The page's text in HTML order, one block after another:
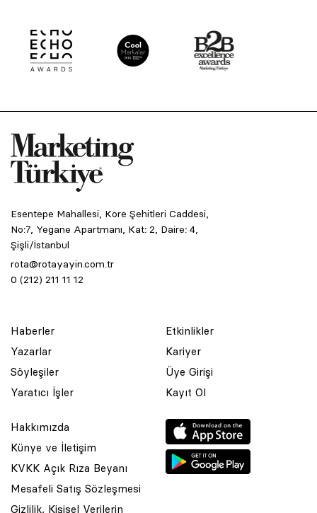
Esentepe Mahallesi, Kore Şehitleri Caddesi,
No:7, Yegane Apartmanı, Kat: 2, Daire: 4,
Şişli/İstanbul
rota@rotayayin.com.tr
0 (212) 211 11 12
Haberler
Yazarlar
Söyleşiler
Yaratıcı İşler
Etkinlikler
Kariyer
Üye Girişi
Kayıt Ol
Hakkımızda
Künye ve İletişim
KVKK Açık Rıza Beyanı
Mesafeli Satış Sözleşmesi
Gizlilik, Kişisel Verilerin